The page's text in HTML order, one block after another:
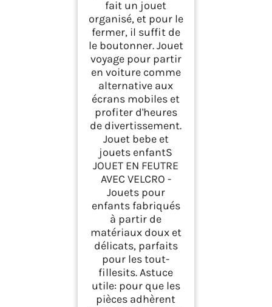
fait un jouet
organisé, et pour le
fermer, il suffit de
le boutonner. Jouet
voyage pour partir
en voiture comme
alternative aux
écrans mobiles et
profiter d'heures
de divertissement.
Jouet bebe et
jouets enfantS
JOUET EN FEUTRE
AVEC VELCRO -
Jouets pour
enfants fabriqués
à partir de
matériaux doux et
délicats, parfaits
pour les tout-
fillesits. Astuce
utile: pour que les
pièces adhèrent